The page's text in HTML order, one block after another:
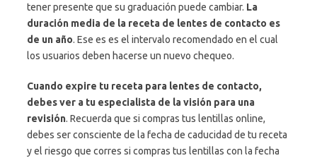
tener presente que su graduación puede cambiar. La
duración media de la receta de lentes de contacto es
de un año. Ese es es el intervalo recomendado en el cual
los usuarios deben hacerse un nuevo chequeo.
Cuando expire tu receta para lentes de contacto,
debes ver a tu especialista de la visión para una
revisión. Recuerda que si compras tus lentillas online,
debes ser consciente de la fecha de caducidad de tu receta
y el riesgo que corres si compras tus lentillas con la fecha